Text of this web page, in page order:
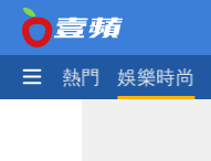
焦點 熱門 娛樂時尚